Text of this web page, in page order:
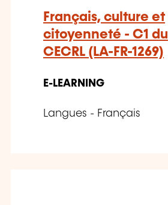
Français, culture et
citoyenneté - C1 du
CECRL (LA-FR-1269)
E-LEARNING
Langues - Français